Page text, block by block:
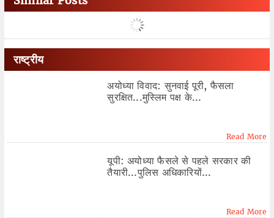
राष्ट्रीय
अयोध्या विवाद: सुनवाई पूरी, फैसला
सुरक्षित...मुस्लिम पक्ष के...
Read More
यूपी: अयोध्या फैसले से पहले सरकार की
तैयारी...पुलिस अधिकारियों...
Read More